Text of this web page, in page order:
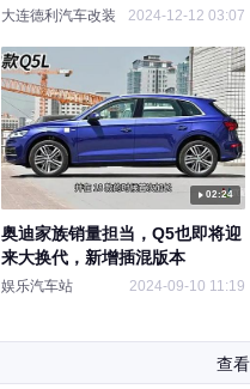
无损安装提升刹车性能
大连德利汽车改装 2024-12-12 03:07
02:24
奥迪家族销量担当，Q5也即将迎
来大换代，新增插混版本
娱乐汽车站 2024-09-10 11:19
查